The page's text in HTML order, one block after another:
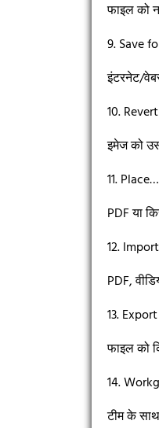
फाइल को
9. Save
इंटरनेट/
10. Revert
इमेज को
11. Place…
PDF या
12. Import
PDF,
13. Export
फाइल को
14.
टीम के